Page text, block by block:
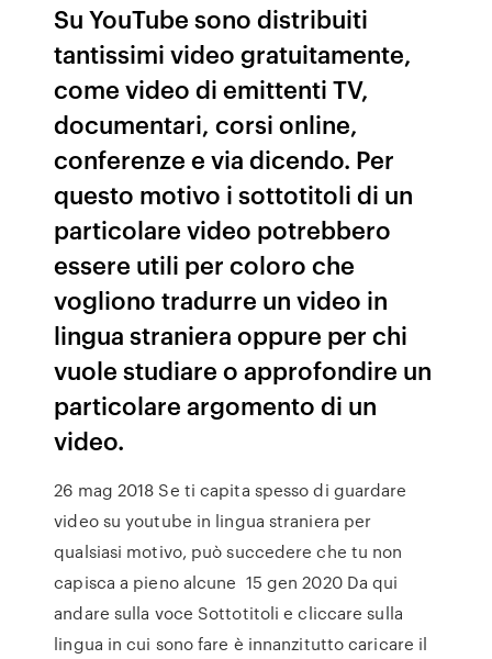
Su YouTube sono distribuiti
tantissimi video gratuitamente,
come video di emittenti TV,
documentari, corsi online,
conferenze e via dicendo. Per
questo motivo i sottotitoli di un
particolare video potrebbero
essere utili per coloro che
vogliono tradurre un video in
lingua straniera oppure per chi
vuole studiare o approfondire un
particolare argomento di un
video.
26 mag 2018 Se ti capita spesso di guardare
video su youtube in lingua straniera per
qualsiasi motivo, può succedere che tu non
capisca a pieno alcune 15 gen 2020 Da qui
andare sulla voce Sottotitoli e cliccare sulla
lingua in cui sono fare è innanzitutto caricare il